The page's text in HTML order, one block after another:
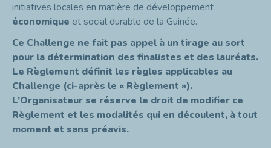
initiatives locales en matière de développement
économique et social durable de la Guinée.
Ce Challenge ne fait pas appel à un tirage au sort
pour la détermination des finalistes et des lauréats.
Le Règlement définit les règles applicables au
Challenge (ci-après le « Règlement »).
L’Organisateur se réserve le droit de modifier ce
Règlement et les modalités qui en découlent, à tout
moment et sans préavis.